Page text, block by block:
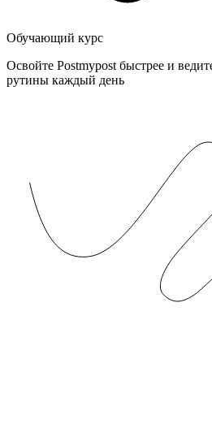
Обучающий курс
Освойте Postmypost быстрее и
рутины каждый день